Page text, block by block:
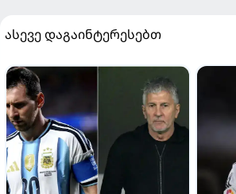
ასევე დაგაინტერესებთ